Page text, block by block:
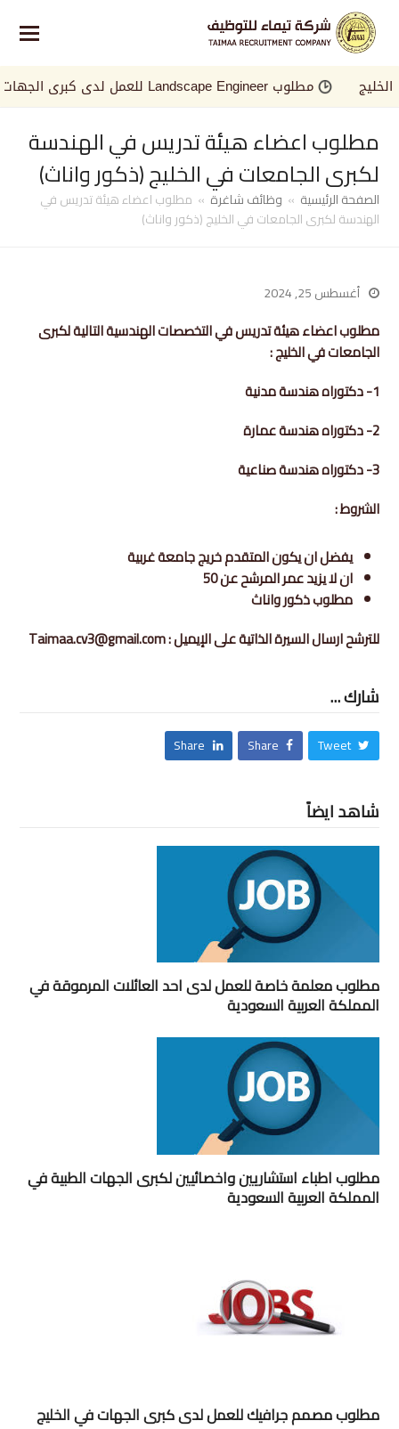
مطلوب Landscape Engineer للعمل لدى كبرى الجهات في الخليج
مطلوب اعضاء هيئة تدريس في الهندسة
لكبرى الجامعات في الخليج (ذكور واناث)
الصفحة الرئيسية » وظائف شاغرة » مطلوب اعضاء هيئة تدريس في
الهندسة لكبرى الجامعات في الخليج (ذكور واناث)
أغسطس 25, 2024
مطلوب اعضاء هيئة تدريس في التخصصات الهندسية التالية لكبرى
الجامعات في الخليج :
1- دكتوراه هندسة مدنية
2- دكتوراه هندسة عمارة
3- دكتوراه هندسة صناعية
الشروط :
يفضل ان يكون المتقدم خريج جامعة غربية
ان لا يزيد عمر المرشح عن 50
مطلوب ذكور واناث
للترشح ارسال السيرة الذاتية على الإيميل : Taimaa.cv3@gmail.com
شارك ...
Tweet
Share
Share
شاهد ايضاً
مطلوب معلمة خاصة للعمل لدى احد العائلات المرموقة في
المملكة العربية السعودية
مطلوب اطباء استشاريين واخصائيين لكبرى الجهات الطبية في
المملكة العربية السعودية
مطلوب مصمم جرافيك للعمل لدى كبرى الجهات في الخليج